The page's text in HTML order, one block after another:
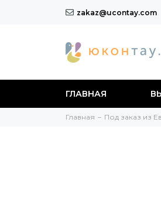
zakaz@ucontay.com
ГЛАВНАЯ
Главная Под заказ из